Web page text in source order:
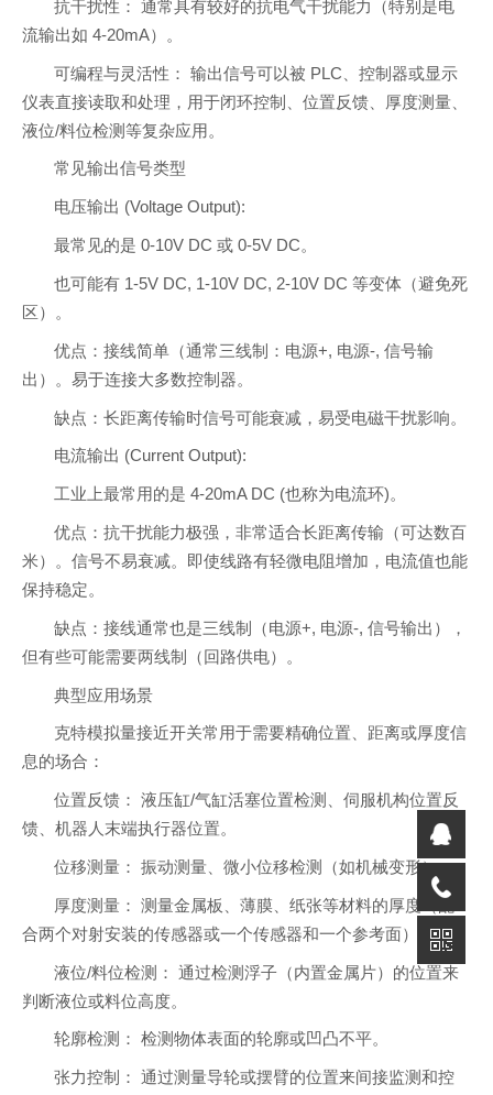
抗干扰性： 通常具有较好的抗电气干扰能力（特别是电
流输出如 4-20mA）。
可编程与灵活性： 输出信号可以被 PLC、控制器或显示
仪表直接读取和处理，用于闭环控制、位置反馈、厚度测量、
液位/料位检测等复杂应用。
常见输出信号类型
电压输出 (Voltage Output):
最常见的是 0-10V DC 或 0-5V DC。
也可能有 1-5V DC, 1-10V DC, 2-10V DC 等变体（避免死
区）。
优点：接线简单（通常三线制：电源+, 电源-, 信号输
出）。易于连接大多数控制器。
缺点：长距离传输时信号可能衰减，易受电磁干扰影响。
电流输出 (Current Output):
工业上最常用的是 4-20mA DC (也称为电流环)。
优点：抗干扰能力极强，非常适合长距离传输（可达数百
米）。信号不易衰减。即使线路有轻微电阻增加，电流值也能
保持稳定。
缺点：接线通常也是三线制（电源+, 电源-, 信号输出），
但有些可能需要两线制（回路供电）。
典型应用场景
克特模拟量接近开关常用于需要精确位置、距离或厚度信
息的场合：
位置反馈： 液压缸/气缸活塞位置检测、伺服机构位置反
馈、机器人末端执行器位置。
位移测量： 振动测量、微小位移检测（如机械变形）。
厚度测量： 测量金属板、薄膜、纸张等材料的厚度（配
合两个对射安装的传感器或一个传感器和一个参考面）。
液位/料位检测： 通过检测浮子（内置金属片）的位置来
判断液位或料位高度。
轮廓检测： 检测物体表面的轮廓或凹凸不平。
张力控制： 通过测量导轮或摆臂的位置来间接监测和控